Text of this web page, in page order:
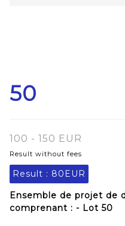
50
100 - 150 EUR
Result without fees
Result : 80EUR
Ensemble de projet de
comprenant : - Lot 50